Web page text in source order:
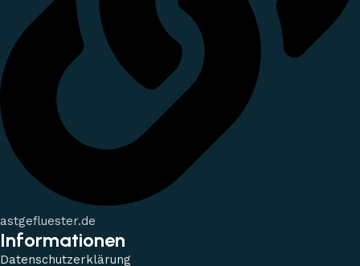
astgefluester.de
Informationen
Datenschutzerklärung